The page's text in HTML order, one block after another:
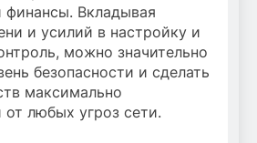
финансы. Вкладывая
и усилий в настройку и
можно значительно
безопасности и сделать
максимально
любых угроз сети.